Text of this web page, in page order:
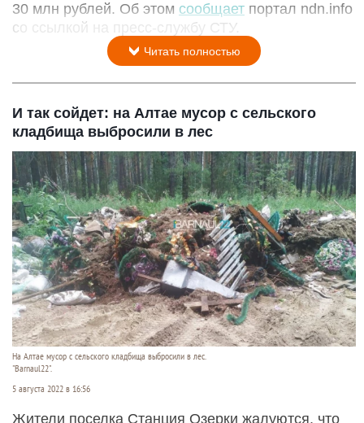
30 млн рублей. Об этом сообщает портал ndn.info
со ссылкой на пресс-службу СТУ.
Читать полностью
И так сойдет: на Алтае мусор с сельского
кладбища выбросили в лес
На Алтае мусор с сельского кладбища выбросили в лес.
"Barnaul22".
5 августа 2022 в 16:56
Жители поселка Станция Озерки жалуются, что